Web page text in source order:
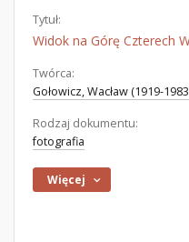
Tytuł:
Widok na Górę Czterech
Twórca:
Gołowicz, Wacław (1919-
Rodzaj dokumentu:
fotografia
Więcej